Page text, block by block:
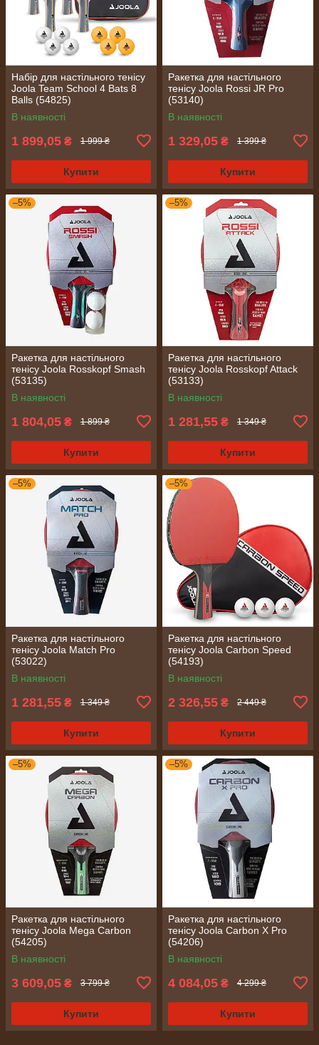
Набір для настільного тенісу
Joola Team School 4 Bats 8
Balls (54825)
В наявності
1 899,05 ₴ 1 999 ₴
Купити
Ракетка для настільного
тенісу Joola Rossi JR Pro
(53140)
В наявності
1 329,05 ₴ 1 399 ₴
Купити
–5%
Ракетка для настільного
тенісу Joola Rosskopf Smash
(53135)
В наявності
1 804,05 ₴ 1 899 ₴
Купити
–5%
Ракетка для настільного
тенісу Joola Rosskopf Attack
(53133)
В наявності
1 281,55 ₴ 1 349 ₴
Купити
–5%
Ракетка для настільного
тенісу Joola Match Pro
(53022)
В наявності
1 281,55 ₴ 1 349 ₴
Купити
–5%
Ракетка для настільного
тенісу Joola Carbon Speed
(54193)
В наявності
2 326,55 ₴ 2 449 ₴
Купити
–5%
Ракетка для настільного
тенісу Joola Mega Carbon
(54205)
В наявності
3 609,05 ₴ 3 799 ₴
Купити
–5%
Ракетка для настільного
тенісу Joola Carbon X Pro
(54206)
В наявності
4 084,05 ₴ 4 299 ₴
Купити